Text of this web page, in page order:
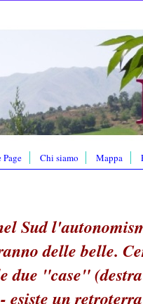
Page Chi siamo Mappa
Sud
delle belle.
due "case"
esiste un